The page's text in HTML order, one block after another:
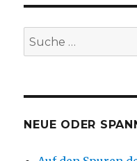
Suche
nach:
NEUE ODER